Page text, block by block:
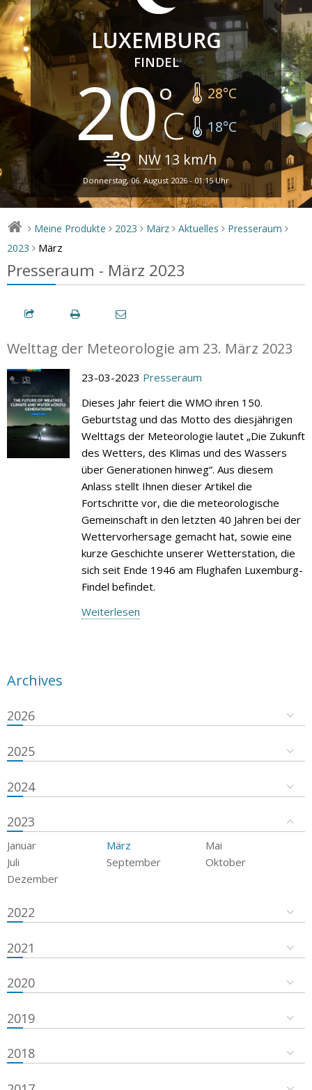
LUXEMBURG
FINDEL
20 28°C
18°C
NW13 km/h
Donnerstag, 06. August 2026 - 01:15 Uhr
> Meine Produkte > 2023 > März > Aktuelles > Presseraum >
2023 > März
Presseraum - März 2023
Welttag der Meteorologie am 23. März 2023
23-03-2023 Presseraum
Dieses Jahr feiert die WMO ihren 150.
Geburtstag und das Motto des diesjährigen
Welttags der Meteorologie lautet „Die Zukunft
des Wetters, des Klimas und des Wassers
über Generationen hinweg“. Aus diesem
Anlass stellt Ihnen dieser Artikel die
Fortschritte vor, die die meteorologische
Gemeinschaft in den letzten 40 Jahren bei der
Wettervorhersage gemacht hat, sowie eine
kurze Geschichte unserer Wetterstation, die
sich seit Ende 1946 am Flughafen Luxemburg-
Findel befindet.
Weiterlesen
Archives
2026
2025
2024
2023
Januar März
Mai
Juli
September
Oktober
Dezember
2022
2021
2020
2019
2018